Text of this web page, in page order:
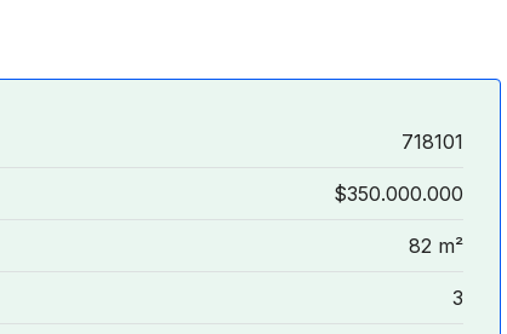
718101
$350.000.000
82 m²
3